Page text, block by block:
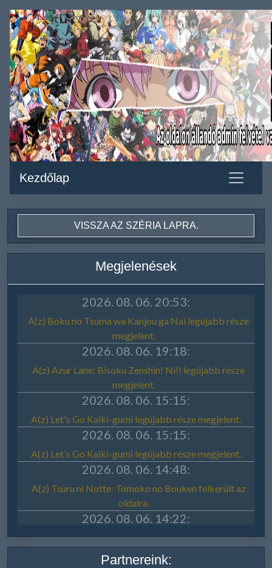
Kezdőlap
VISSZA AZ SZÉRIA LAPRA.
Megjelenések
Partnereink: